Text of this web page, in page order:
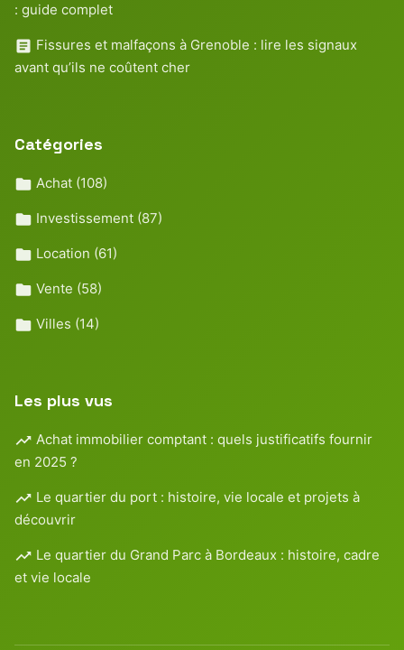
: guide complet
Fissures et malfaçons à Grenoble : lire les signaux
avant qu’ils ne coûtent cher
Catégories
Achat (108)
Investissement (87)
Location (61)
Vente (58)
Villes (14)
Les plus vus
Achat immobilier comptant : quels justificatifs fournir
en 2025 ?
Le quartier du port : histoire, vie locale et projets à
découvrir
Le quartier du Grand Parc à Bordeaux : histoire, cadre
et vie locale